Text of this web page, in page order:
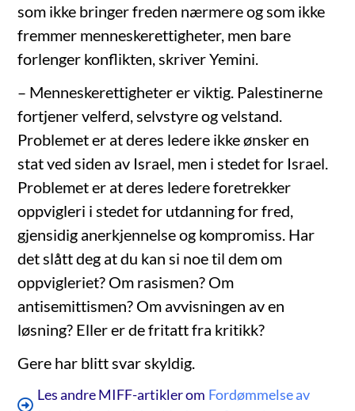
som ikke bringer freden nærmere og som ikke
fremmer menneskerettigheter, men bare
forlenger konflikten, skriver Yemini.
– Menneskerettigheter er viktig. Palestinerne
fortjener velferd, selvstyre og velstand.
Problemet er at deres ledere ikke ønsker en
stat ved siden av Israel, men i stedet for Israel.
Problemet er at deres ledere foretrekker
oppvigleri i stedet for utdanning for fred,
gjensidig anerkjennelse og kompromiss. Har
det slått deg at du kan si noe til dem om
oppvigleriet? Om rasismen? Om
antisemittismen? Om avvisningen av en
løsning? Eller er de fritatt fra kritikk?
Gere har blitt svar skyldig.
Les andre MIFF-artikler om Fordømmelse av